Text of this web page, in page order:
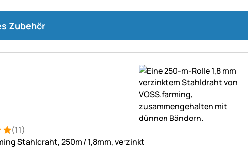
Zubehör
5 von 5 (11 Bewertungen)
(11)
Stahldraht, 250m / 1,8mm, verzinkt